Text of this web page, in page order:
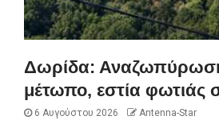
Δωρίδα:
μέτωπο, εστία φωτιάς
6 Αυγούστου 2026 Antenna-Star